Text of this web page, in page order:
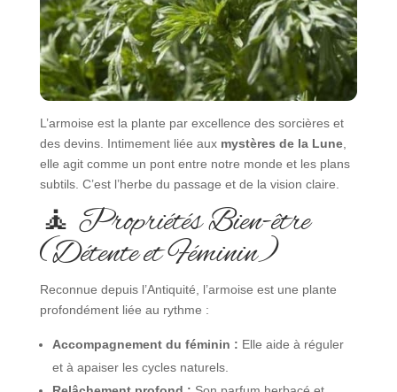
L’armoise est la plante par excellence des sorcières et
des devins. Intimement liée aux mystères de la Lune,
elle agit comme un pont entre notre monde et les plans
subtils. C’est l’herbe du passage et de la vision claire.
🧘 Propriétés Bien-être
(Détente et Féminin)
Reconnue depuis l’Antiquité, l’armoise est une plante
profondément liée au rythme :
Accompagnement du féminin : Elle aide à réguler
et à apaiser les cycles naturels.